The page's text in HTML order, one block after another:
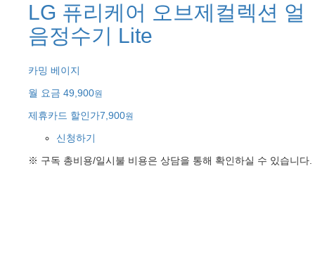
LG 퓨리케어 오브제컬렉션 얼
음정수기 Lite
카밍 베이지
월 요금 49,900원
제휴카드 할인가7,900원
신청하기
※ 구독 총비용/일시불 비용은 상담을 통해 확인하실 수 있습니다.